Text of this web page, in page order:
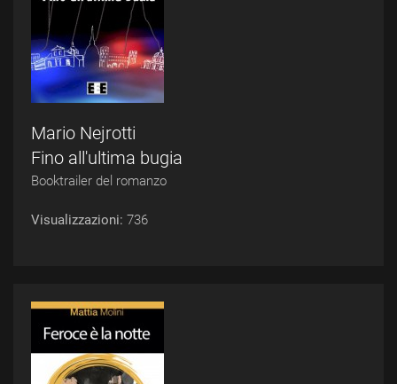
Mario Nejrotti
Fino all'ultima bugia
Booktrailer del romanzo
Visualizzazioni: 736